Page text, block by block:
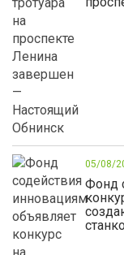
05/08/
Фонд